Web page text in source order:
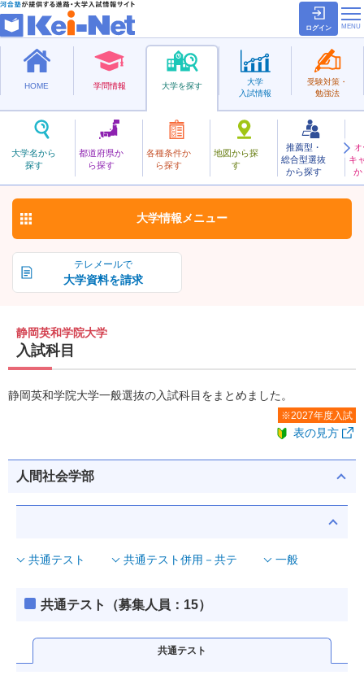
ログイン
HOME 学問情報 大学を探す
大学名から
探す
都道府県か
ら探す
各種条件か
ら探す
地図から探
す
推薦型・
総合型選抜
から探す
キ
か
大学
入試情報
受験対策・
勉強法
私立
しずおかえいわがくいん
静岡英和学院大学 お気に入り
テレメールで
大学資料を請求
大学情報 メニュー
静岡英和学院大学
入試科目
静岡英和学院大学一般選抜の入試科目をまとめました。
※2027年度入試
表の見方
人間社会学部
共通テスト 共通テスト併用－共テ 一般
共通テスト（募集人員：15）
共通テスト